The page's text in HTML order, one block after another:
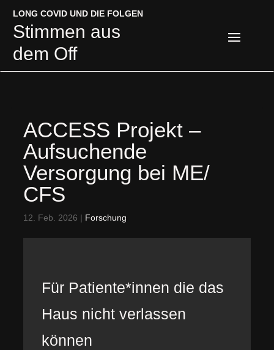
LONG COVID UND DIE FOLGEN
Stimmen aus
dem Off
LONG COVID UND DIE FOLGEN
Stimmen aus
dem Off
ACCESS Projekt –
Aufsuchende
Versorgung bei ME/
CFS
12. Feb. 2026 | Forschung
Für Patiente*innen die das
Haus nicht verlassen
können